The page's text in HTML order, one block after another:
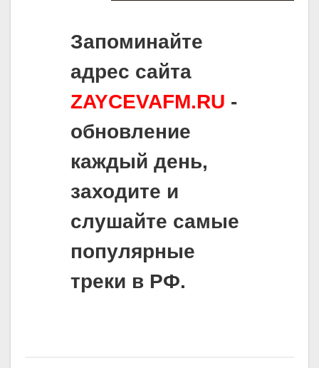
Запоминайте
адрес сайта
ZAYCEVAFM.RU -
обновление
каждый день,
заходите и
слушайте самые
популярные
треки в РФ.